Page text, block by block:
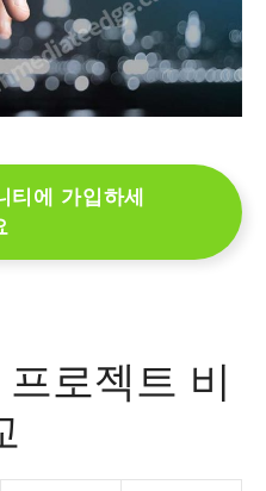
티에 가입하세
로젝트 비